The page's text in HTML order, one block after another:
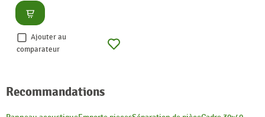
Consulter
Ajouter au
comparateur
Recommandations